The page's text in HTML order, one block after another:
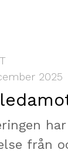
2025
från